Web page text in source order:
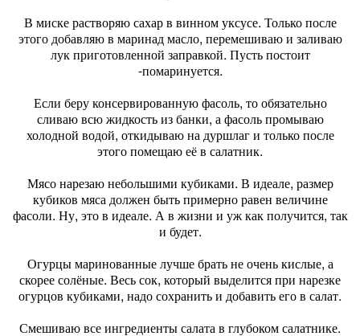
В миске растворяю сахар в винном уксусе. Только после
этого добавляю в маринад масло, перемешиваю и заливаю
лук приготовленной заправкой. Пусть постоит
-помаринуется.
Если беру консервированную фасоль, то обязательно
сливаю всю жидкость из банки, а фасоль промываю
холодной водой, откидываю на дуршлаг и только после
этого помещаю её в салатник.
Мясо нарезаю небольшими кубиками. В идеале, размер
кубиков мяса должен быть примерно равен величине
фасоли. Ну, это в идеале. А в жизни и уж как получится, так
и будет.
Огурцы маринованные лучше брать не очень кислые, а
скорее солёные. Весь сок, который выделится при нарезке
огурцов кубиками, надо сохранить и добавить его в салат.
Смешиваю все ингредиенты салата в глубоком салатнике.